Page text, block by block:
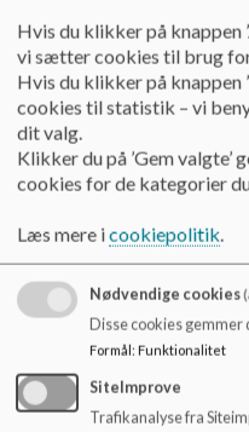
03 - 13.10.2021 SB-
04 - 11.11.2021 SB-
05 - 13.12.2021 SB-
06 - 18.01.2022 SB-
Hvis du klikker på knappen
vi sætter cookies til brug
Hvis du klikker på knappen
cookies til statistik – vi
dit valg.
Klikker du på ’Gem
cookies for de kategorier
Læs mere icookiepolitik.
Nødvendige cookies
Disse cookies gemmer
Formål: Funktionalitet
SiteImprove
Trafikanalyse fra